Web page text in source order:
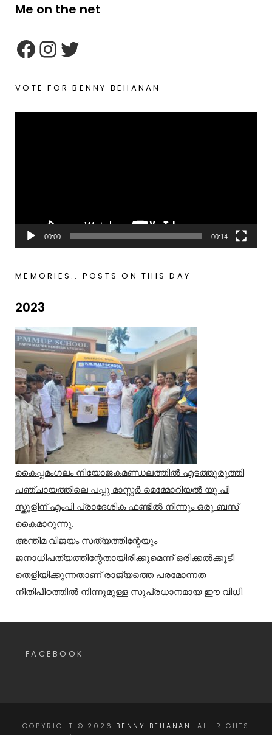
google maps embed zoom
Me on the net
VOTE FOR BENNY BEHANAN
00:00 00:14
MEMORIES.. POSTS ON THIS DAY
2023
കൈപ്പമംഗലം നിയോജകമണ്ഡലത്തിൽ എടത്തുരുത്തി
പഞ്ചായത്തിലെ പപ്പു മാസ്റ്റർ മെമ്മോറിയൽ യു പി
സ്കൂളിന് എംപി പ്രാദേശിക ഫണ്ടിൽ നിന്നും ഒരു ബസ്
കൈമാറുന്നു.
അന്തിമ വിജയം സത്യത്തിന്റേയും
ജനാധിപത്യത്തിന്റേതായിരിക്കുമെന്ന് ഒരിക്കൽക്കൂടി
തെളിയിക്കുന്നതാണ് രാജ്യത്തെ പരമോന്നത
നീതിപീഠത്തിൽ നിന്നുമുള്ള സുപ്രധാനമായ ഈ വിധി.
FACEBOOK
COPYRIGHT © 2026 BENNY BEHANAN . ALL RIGHTS